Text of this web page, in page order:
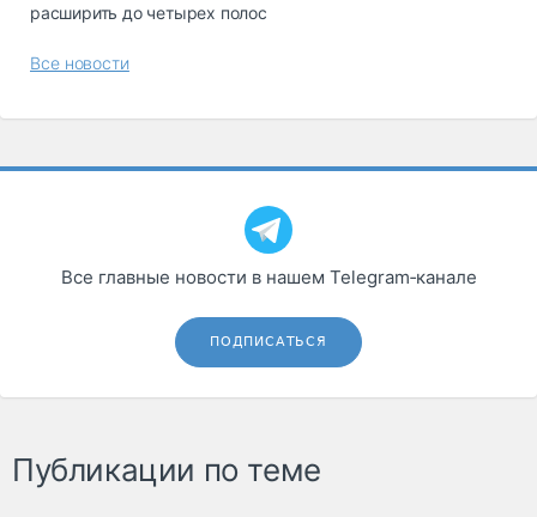
расширить до четырех полос
Все новости
Все главные новости в нашем Telegram‑канале
ПОДПИСАТЬСЯ
Публикации по теме